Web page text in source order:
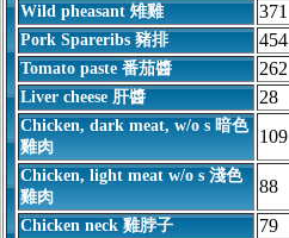
Wild pheasant 雉雞 371
Pork Spareribs 豬排 454
Tomato paste 番茄醬 262
Liver cheese 肝醬 28
Chicken, dark meat, w/o s 暗色
雞肉
109
Chicken, light meat w/o s 淺色
雞肉
88
Chicken neck 雞脖子 79